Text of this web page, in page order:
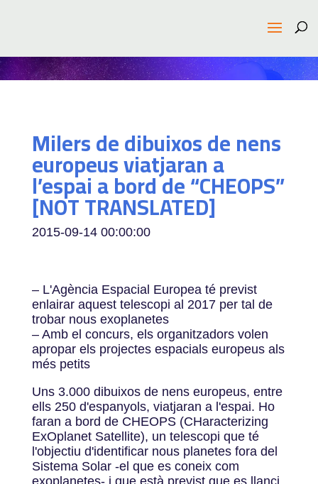
Milers de dibuixos de nens
europeus viatjaran a
l’espai a bord de “CHEOPS”
[NOT TRANSLATED]
2015-09-14 00:00:00
– L'Agència Espacial Europea té previst
enlairar aquest telescopi al 2017 per tal de
trobar nous exoplanetes
– Amb el concurs, els organitzadors volen
apropar els projectes espacials europeus als
més petits
Uns 3.000 dibuixos de nens europeus, entre
ells 250 d'espanyols, viatjaran a l'espai. Ho
faran a bord de CHEOPS (CHaracterizing
ExOplanet Satellite), un telescopi que té
l'objectiu d'identificar nous planetes fora del
Sistema Solar -el que es coneix com
exoplanetes- i que està previst que es llanci